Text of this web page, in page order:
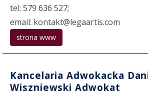
tel: 579 636 527;
email: kontakt@legaartis.com
strona www
Kancelaria Adwokacka
Wiszniewski Adwokat